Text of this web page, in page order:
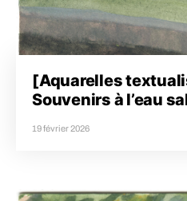
[Aquarelles
Souvenirs à l’eau
19 février 2026